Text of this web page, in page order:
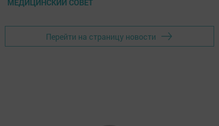
МЕДИЦИНСКИЙ СОВЕТ
Перейти на страницу новости